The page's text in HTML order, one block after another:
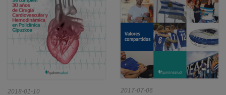
2018-01-10 2017-07-06